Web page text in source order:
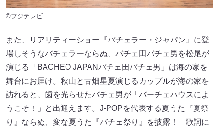
©フジテレビ
また、リアリティーショー『バチェラー・ジャパン』に登
場しそうなバチェラーならぬ、バチェ田バチェ男を松尾が
演じる「BACHEO JAPANバチェ田バチェ男」は海の家を
舞台にお届け。秋山と古畑星夏演じるカップルが海の家を
訪れると、歯を光らせたバチェ男が「バーチェハウスによ
うこそ！」と出迎えます。J-POPを代表する夏うた『夏祭
り』ならぬ、変な夏うた『バチェ祭り』を披露！ 歌詞に